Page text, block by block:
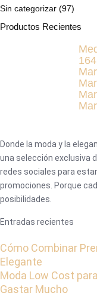
Sin categorizar (97)
Productos Recientes
Donde la moda y la
una selección exclusiva
redes sociales para
promociones. Porque
posibilidades.
Entradas recientes
Cómo Combinar
Elegante
Moda Low Cost
Gastar Mucho